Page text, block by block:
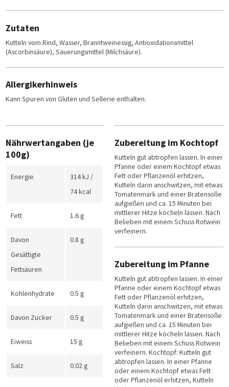
Zutaten
Kutteln vom Rind, Wasser, Branntweinessig, Antioxidationsmittel
(Ascorbinsäure), Säuerungsmittel (Milchsäure).
Allergikerhinweis
Kann Spuren von Gluten und Sellerie enthalten.
Nährwertangaben (je
100g)
Energie
314 kJ /
74 kcal
Fett 1.6 g
Davon
Gesättigte
Fettsäuren
0.8 g
Kohlenhydrate 0.5 g
Davon Zucker 0.5 g
Eiweiss 15 g
Salz 0.02 g
Zubereitung im Kochtopf
Kutteln gut abtropfen lassen. In einer
Pfanne oder einem Kochtopf etwas
Fett oder Pflanzenöl erhitzen,
Kutteln darin anschwitzen, mit etwas
Tomatenmark und einer Bratensoße
aufgießen und ca. 15 Minuten bei
mittlerer Hitze köcheln lassen. Nach
Belieben mit einem Schuss Rotwein
verfeinern.
Zubereitung im Pfanne
Kutteln gut abtropfen lassen. In einer
Pfanne oder einem Kochtopf etwas
Fett oder Pflanzenöl erhitzen,
Kutteln darin anschwitzen, mit etwas
Tomatenmark und einer Bratensoße
aufgießen und ca. 15 Minuten bei
mittlerer Hitze köcheln lassen. Nach
Belieben mit einem Schuss Rotwein
verfeinern. Kochtopf: Kutteln gut
abtropfen lassen. In einer Pfanne
oder einem Kochtopf etwas Fett
oder Pflanzenöl erhitzen, Kutteln